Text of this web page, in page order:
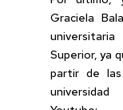
Graciela
Superior, ya
partir de